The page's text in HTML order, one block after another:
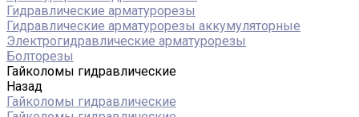
Гидравлические арматурорезы
Гидравлические арматурорезы аккумуляторные
Электрогидравлические арматурорезы
Болторезы
Гайколомы гидравлические
Назад
Гайколомы гидравлические